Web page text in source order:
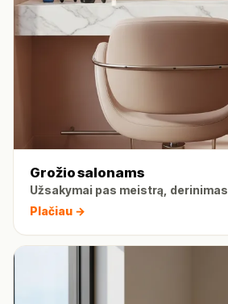
Grožio salonams
Užsakymai pas meistrą, derinimas
Plačiau →